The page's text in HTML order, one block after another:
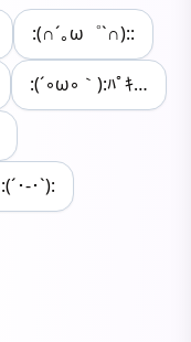
:(∩´｡ω゜`∩)::
:(´◦ω◦｀):ﾊﾟｷ…
:(´･-･`):